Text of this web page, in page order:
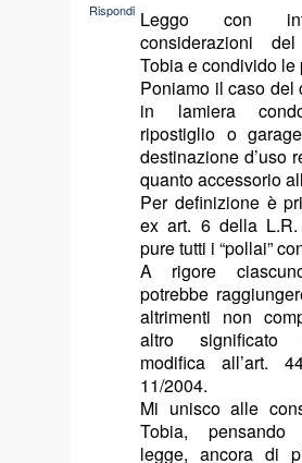
Leggo con
considerazioni
Tobia e condivido le
Poniamo il caso del
in lamiera
ripostiglio o
destinazione d’uso
quanto accessorio
Per definizione è
ex art. 6 della
pure tutti i “pollai”
A rigore
potrebbe
altrimenti non
altro significato
modifica all’art.
11/2004.
Mi unisco alle
Tobia,
legge, ancora di
Rispondi